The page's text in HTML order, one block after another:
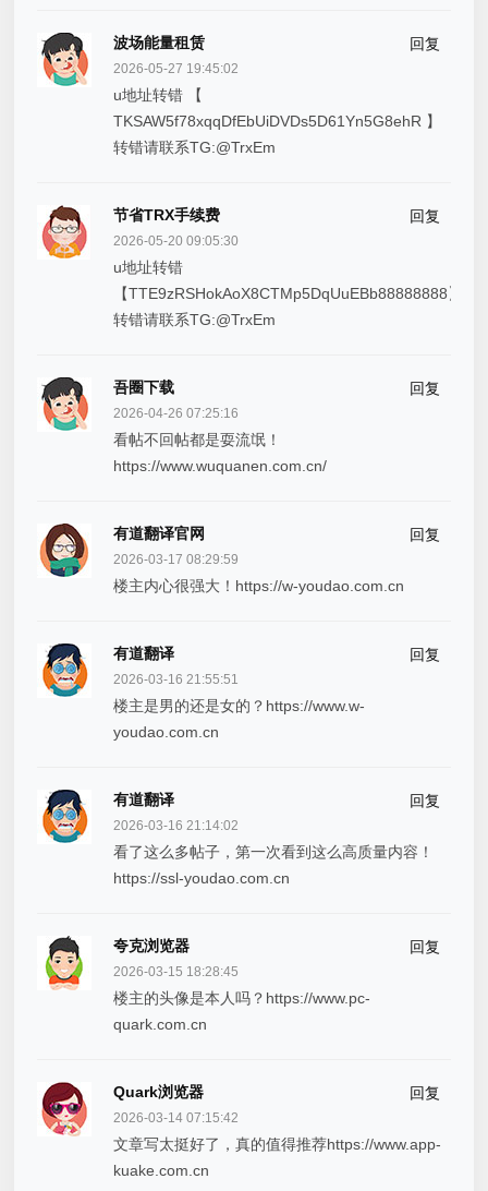
波场能量租赁 回复
2026-05-27 19:45:02
u地址转错 【
TKSAW5f78xqqDfEbUiDVDs5D61Yn5G8ehR 】
转错请联系TG:@TrxEm
节省TRX手续费 回复
2026-05-20 09:05:30
u地址转错
【TTE9zRSHokAoX8CTMp5DqUuEBb88888888】
转错请联系TG:@TrxEm
吾圈下载 回复
2026-04-26 07:25:16
看帖不回帖都是耍流氓！
https://www.wuquanen.com.cn/
有道翻译官网 回复
2026-03-17 08:29:59
楼主内心很强大！https://w-youdao.com.cn
有道翻译 回复
2026-03-16 21:55:51
楼主是男的还是女的？https://www.w-
youdao.com.cn
有道翻译 回复
2026-03-16 21:14:02
看了这么多帖子，第一次看到这么高质量内容！
https://ssl-youdao.com.cn
夸克浏览器 回复
2026-03-15 18:28:45
楼主的头像是本人吗？https://www.pc-
quark.com.cn
Quark浏览器 回复
2026-03-14 07:15:42
文章写太挺好了，真的值得推荐https://www.app-
kuake.com.cn